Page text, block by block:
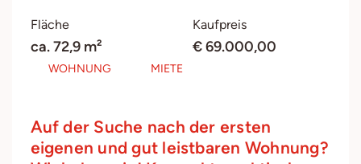
Fläche
ca. 72,9 m²
Kaufpreis
€ 69.000,00
WOHNUNG MIETE
Auf der Suche nach der ersten
eigenen und gut leistbaren Wohnung?